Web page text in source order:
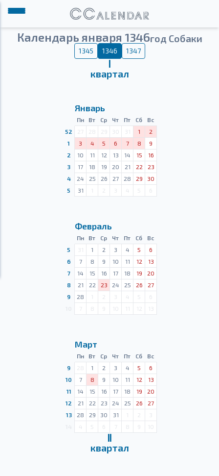
Календарь января 1346год Собаки
1345 1346 1347
Ⅰ
квартал
Январь
Пн Вт Ср Чт Пт Сб
Вс
52
27 28 29 30 31 1
2
1
3 4 5 6 7 8
9
2
10 11 12 13 14 15
16
3
17 18 19 20 21 22
23
4
24 25 26 27 28 29
30
5
31 1 2 3 4 5 6
Февраль
Пн Вт Ср Чт Пт Сб
Вс
5
31 1 2 3 4 5
6
6
7 8 9 10 11 12
13
7
14 15 16 17 18 19
20
8
21 22 23 24 25 26
27
9
28 1 2 3 4 5
6
7 8 9 10 11 12 13
Март
Пн Вт Ср Чт Пт Сб
Вс
9
28 1 2 3 4 5
6
10
7 8 9 10 11 12
13
11
14 15 16 17 18 19
20
12
21 22 23 24 25 26
27
13
28 29 30 31 1 2
3
4 5 6 7 8 9 10
Ⅱ
квартал